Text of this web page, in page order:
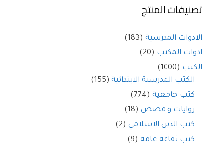
تصنيفات المنتج
الادوات المدرسية (183)
ادوات المكتب (20)
الكتب (1000)
الكتب المدرسية الابتدائية (155)
كتب جامعية (774)
روايات و قصص (18)
كتب الدين الاسلامي (2)
كتب ثقافة عامة (9)